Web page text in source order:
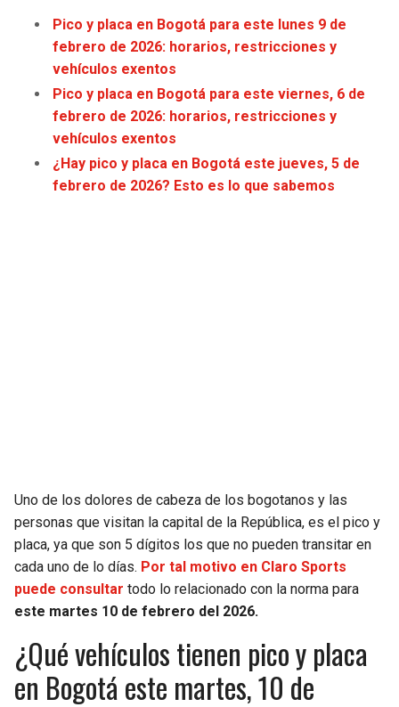
Pico y placa en Bogotá para este lunes 9 de
febrero de 2026: horarios, restricciones y
vehículos exentos
Pico y placa en Bogotá para este viernes, 6 de
febrero de 2026: horarios, restricciones y
vehículos exentos
¿Hay pico y placa en Bogotá este jueves, 5 de
febrero de 2026? Esto es lo que sabemos
Uno de los dolores de cabeza de los bogotanos y las
personas que visitan la capital de la República, es el pico y
placa, ya que son 5 dígitos los que no pueden transitar en
cada uno de lo días. Por tal motivo en Claro Sports
puede consultar todo lo relacionado con la norma para
este martes 10 de febrero del 2026.
¿Qué vehículos tienen pico y placa
en Bogotá este martes, 10 de